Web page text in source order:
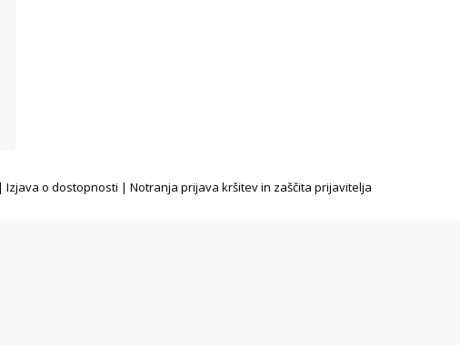
| Izjava o dostopnosti | Notranja prijava kršitev in zaščita prijavitelja